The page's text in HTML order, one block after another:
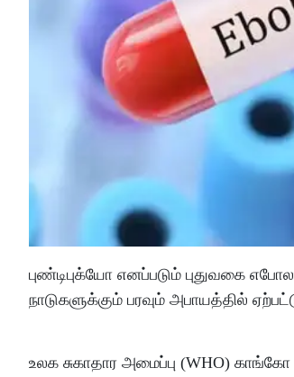
புண்டிபுக்யோ எனப்படும் புதுவகை
நாடுகளுக்கும் பரவும் அபாயத்தில்
உலக சுகாதார அமைப்பு (WHO)